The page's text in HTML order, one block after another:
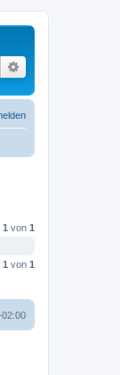
Suche
1 von 1
1 von 1